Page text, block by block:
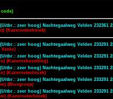
zeer hoog) Nachtegaalweg Velden 232361
(Kazernetechniek)
zeer hoog) Nachtegaalweg Velden 233291
Venlo)
zeer hoog) Nachtegaalweg Velden 233291
(Kazernebezetting)
zeer hoog) Nachtegaalweg Velden 233291
(Kazernetechniek)
zeer hoog) Nachtegaalweg Velden 233291
(Blusgroep)
zeer hoog) Nachtegaalweg Velden 233291
(Kazernetechniek)